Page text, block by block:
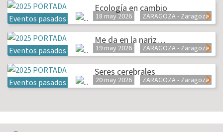
Eventos pasados
Ecología en cambio
18 may 2026 ZARAGOZA - Zaragoza
Eventos pasados
Me da en la nariz…
19 may 2026 ZARAGOZA - Zaragoza
Eventos pasados
Seres cerebrales
20 may 2026 ZARAGOZA - Zaragoza